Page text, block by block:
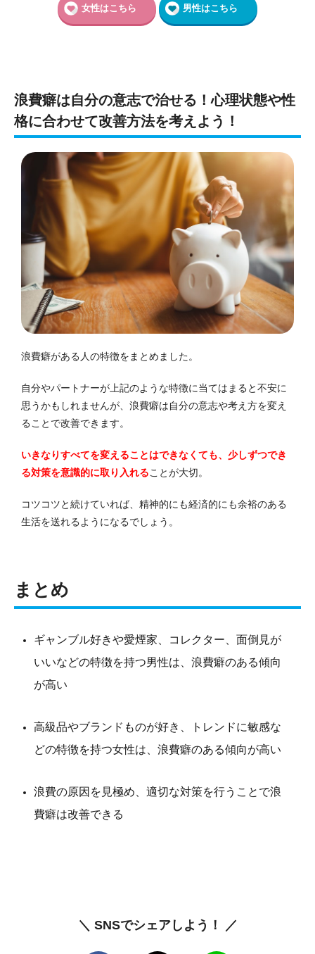
女性はこちら 男性はこちら
浪費癖は自分の意志で治せる！心理状態や性
格に合わせて改善方法を考えよう！
浪費癖がある人の特徴をまとめました。
自分やパートナーが上記のような特徴に当てはまると不安に
思うかもしれませんが、浪費癖は自分の意志や考え方を変え
ることで改善できます。
いきなりすべてを変えることはできなくても、少しずつでき
る対策を意識的に取り入れることが大切。
コツコツと続けていれば、精神的にも経済的にも余裕のある
生活を送れるようになるでしょう。
まとめ
ギャンブル好きや愛煙家、コレクター、面倒見が
いいなどの特徴を持つ男性は、浪費癖のある傾向
が高い
高級品やブランドものが好き、トレンドに敏感な
どの特徴を持つ女性は、浪費癖のある傾向が高い
浪費の原因を見極め、適切な対策を行うことで浪
費癖は改善できる
＼ SNSでシェアしよう！ ／